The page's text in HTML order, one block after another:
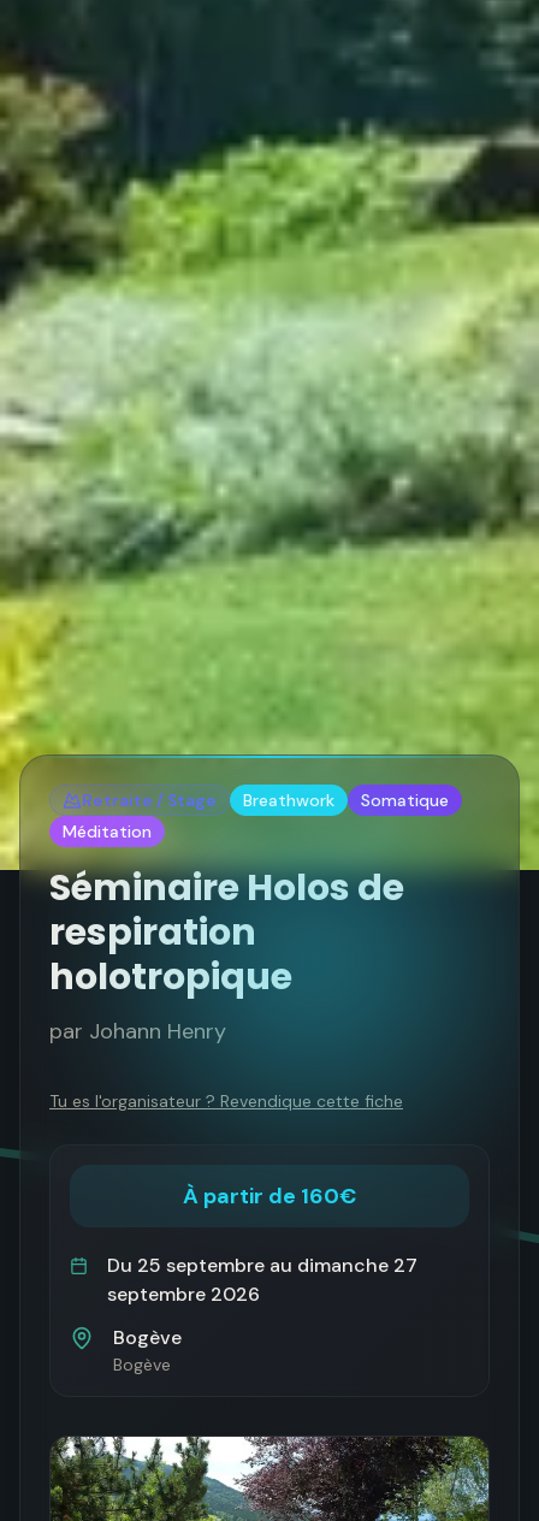
Retraite / Stage Breathwork
Somatique
Méditation
Séminaire Holos de
respiration
holotropique
par Johann Henry
Tu es l'organisateur ? Revendique cette fiche
À partir de 160€
Du 25 septembre au dimanche 27
septembre 2026
Bogève
Bogève